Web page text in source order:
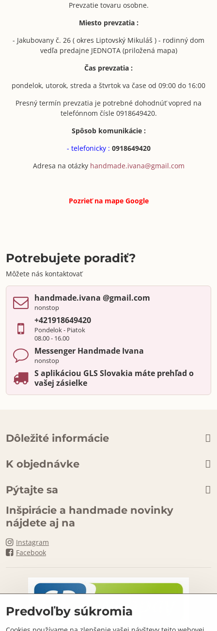
Prevzatie tovaru osobne.
Miesto prevzatia :
- Jakubovany č. 26 ( okres Liptovský Mikuláš ) - rodinný dom
vedľa predajne JEDNOTA (priložená mapa)
Čas prevzatia :
pondelok, utorok, streda a štvrtok va čase od 09:00 do 16:00
Presný termín prevzatia je potrebné dohodnúť vopred na
telefónnom čísle 0918649420.
Spôsob komunikácie :
- telefonicky : 0918649420
Adresa na otázky handmade.ivana@gmail.com
Pozrieť na mapeGoogle
Potrebujete poradiť?
Môžete nás kontaktovať
handmade​.ivana ​@gmail​.com
nonstop
+421918649420
Pondelok - Piatok
08.00 - 16.00
Messenger Handmade Ivana
nonstop
S aplikáciou GLS Slovakia máte prehľad o
vašej zásielke
Dôležité informácie
K objednávke
Pýtajte sa
Inšpirácie a handmade novinky
nájdete aj na
Instagram
Facebook
Predvoľby súkromia